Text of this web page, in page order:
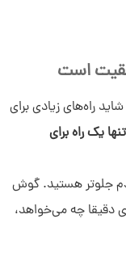
راه‌های زیادی برای
یک راه برای
جلوتر هستید. گوش
دقیقا چه می‌خواهد،